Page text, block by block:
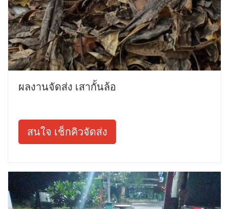
ผลงานจัดส่ง เสากั้นล้อ
สนใจ เช็กคิวจัดส่ง